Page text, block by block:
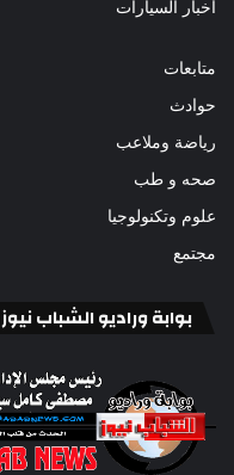
أخبار السيارات
متابعات
حوادث
رياضة وملاعب
صحه و طب
علوم وتكنولوجيا
مجتمع
بوابة وراديو الشباب نيوز